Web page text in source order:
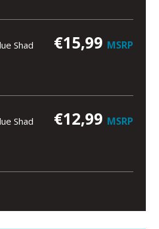
Shad €15,99 MSRP
Shad €12,99 MSRP